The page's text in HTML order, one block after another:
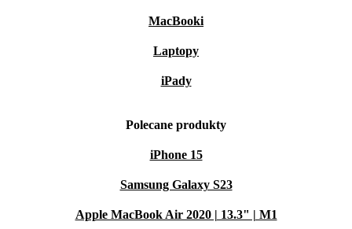
MacBooki
Laptopy
iPady
Polecane produkty
iPhone 15
Samsung Galaxy S23
Apple MacBook Air 2020 | 13.3" | M1